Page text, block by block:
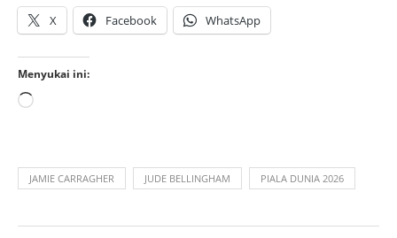
X Facebook WhatsApp
Menyukai ini:
JAMIE CARRAGHER JUDE BELLINGHAM PIALA DUNIA 2026